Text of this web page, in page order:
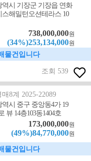
역시 기장군 기장읍 연화
스해밀턴오션테라스 10
738,000,000원
(34%)253,134,000원
물건입니다
조회 539
8계 2025-22089
역시 중구 중앙동4가 19
뷰 14층103동1404호
173,000,000원
(49%)84,770,000원
물건입니다